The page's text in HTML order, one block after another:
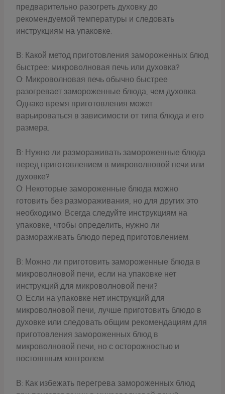
предварительно разогреть духовку до
рекомендуемой температуры и следовать
инструкциям на упаковке.
В: Какой метод приготовления замороженных блюд
быстрее: микроволновая печь или духовка?
О: Микроволновая печь обычно быстрее
разогревает замороженные блюда, чем духовка.
Однако время приготовления может
варьироваться в зависимости от типа блюда и его
размера.
В: Нужно ли размораживать замороженные блюда
перед приготовлением в микроволновой печи или
духовке?
О: Некоторые замороженные блюда можно
готовить без размораживания, но для других это
необходимо. Всегда следуйте инструкциям на
упаковке, чтобы определить, нужно ли
размораживать блюдо перед приготовлением.
В: Можно ли приготовить замороженные блюда в
микроволновой печи, если на упаковке нет
инструкций для микроволновой печи?
О: Если на упаковке нет инструкций для
микроволновой печи, лучше приготовить блюдо в
духовке или следовать общим рекомендациям для
приготовления замороженных блюд в
микроволновой печи, но с осторожностью и
постоянным контролем.
В: Как избежать перегрева замороженных блюд